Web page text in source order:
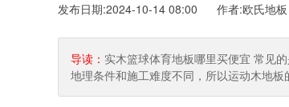
发布日期:2024-10-14 08:00 作者:欧氏地
导读： 实木篮球体育地板哪里买便宜 常见
地理条件和施工难度不同，所以运动木地板